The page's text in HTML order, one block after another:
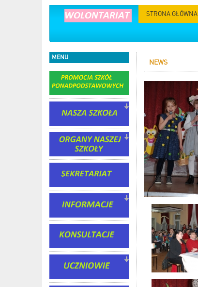
STRONA GŁÓWNA
MENU
NEWS